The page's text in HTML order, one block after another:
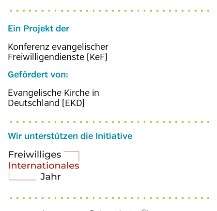
Ein Projekt der
Konferenz evangelischer
Freiwilligendienste (KeF)
Gefördert von:
Evangelische Kirche in
Deutschland (EKD)
Wir unterstützen die Initiative